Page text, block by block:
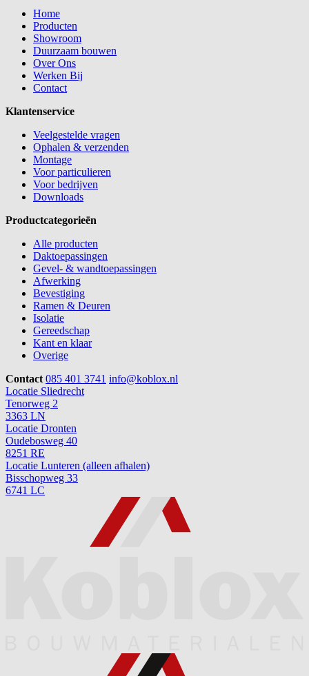
Home
Producten
Showroom
Duurzaam bouwen
Over Ons
Werken Bij
Contact
Klantenservice
Veelgestelde vragen
Ophalen & verzenden
Montage
Voor particulieren
Voor bedrijven
Downloads
Productcategorieën
Alle producten
Daktoepassingen
Gevel- & wandtoepassingen
Afwerking
Bevestiging
Ramen & Deuren
Isolatie
Gereedschap
Kant en klaar
Overige
Contact 085 401 3741 info@koblox.nl
Locatie Sliedrecht
Tenorweg 2
3363 LN
Locatie Dronten
Oudebosweg 40
8251 RE
Locatie Lunteren (alleen afhalen)
Bisschopweg 33
6741 LC